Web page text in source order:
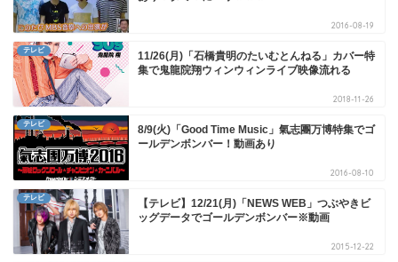
2016-08-19
テレビ
11/26(月)「石橋貴明のたいむとんねる」カバー特
集で鬼龍院翔ウィンウィンライブ映像流れる
2018-11-26
テレビ
8/9(火)「Good Time Music」氣志團万博特集でゴ
ールデンボンバー！動画あり
2016-08-10
テレビ
【テレビ】12/21(月)「NEWS WEB」つぶやきビ
ッグデータでゴールデンボンバー※動画
2015-12-22